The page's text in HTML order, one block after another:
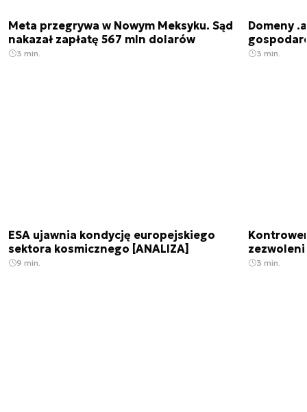
Meta przegrywa w Nowym Meksyku. Sąd
nakazał zapłatę 567 mln dolarów
3 min.
Domeny
3 min.
ESA ujawnia kondycję europejskiego
sektora kosmicznego [ANALIZA]
9 min. 3 min.